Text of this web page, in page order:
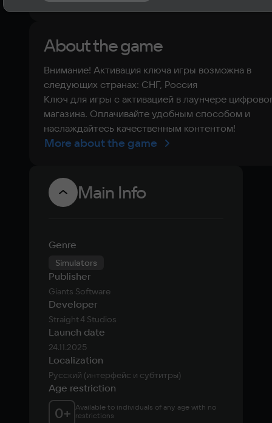
About the game
Внимание! Активация ключа игры возможна в
следующих странах: СНГ, Россия
Ключ для игры с активацией в лаунчере
магазина. Оплачивайте удобным способом и
наслаждайтесь качественным контентом!
More about the game
Main Info
Genre
Simulators
Publisher
Giants Software
Developer
Straight 4 Studios
Launch date
24.11.2025
Localization
Русский (интерфейс и субтитры)
Age restriction
0+ Available to individuals of any age with no
restrictions